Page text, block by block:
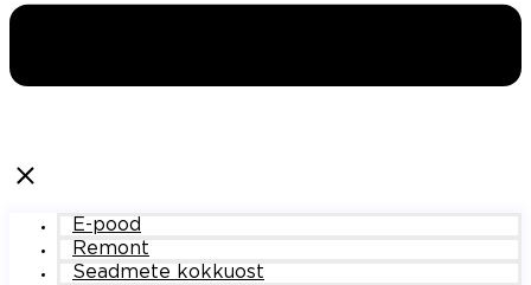
E-pood
Remont
Seadmete kokkuost